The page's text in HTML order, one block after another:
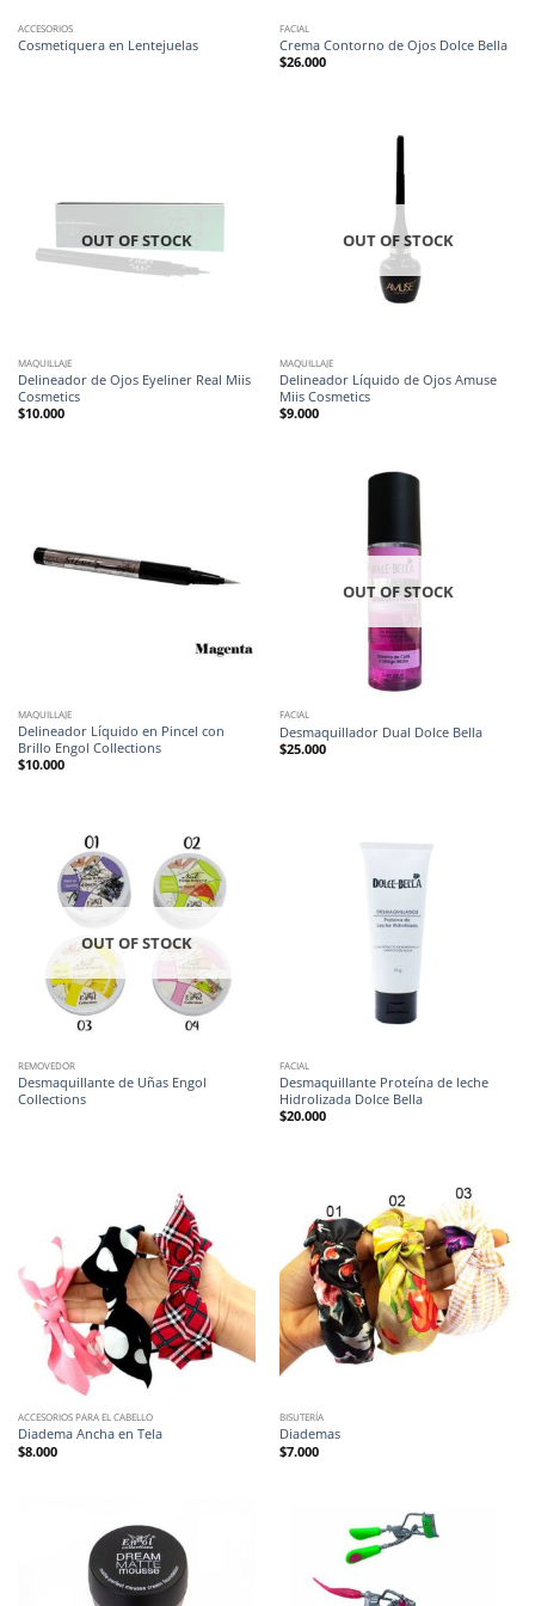
ACCESORIOS
Cosmetiquera en Lentejuelas
FACIAL
Crema Contorno de Ojos Dolce Bella
$26.000
OUT OF STOCK
MAQUILLAJE
Delineador de Ojos Eyeliner Real Miis
Cosmetics
$10.000
OUT OF STOCK
MAQUILLAJE
Delineador Líquido de Ojos Amuse
Miis Cosmetics
$9.000
MAQUILLAJE
Delineador Líquido en Pincel con
Brillo Engol Collections
$10.000
OUT OF STOCK
FACIAL
Desmaquillador Dual Dolce Bella
$25.000
OUT OF STOCK
REMOVEDOR
Desmaquillante de Uñas Engol
Collections
FACIAL
Desmaquillante Proteína de leche
Hidrolizada Dolce Bella
$20.000
ACCESORIOS PARA EL CABELLO
Diadema Ancha en Tela
$8.000
BISUTERÍA
Diademas
$7.000